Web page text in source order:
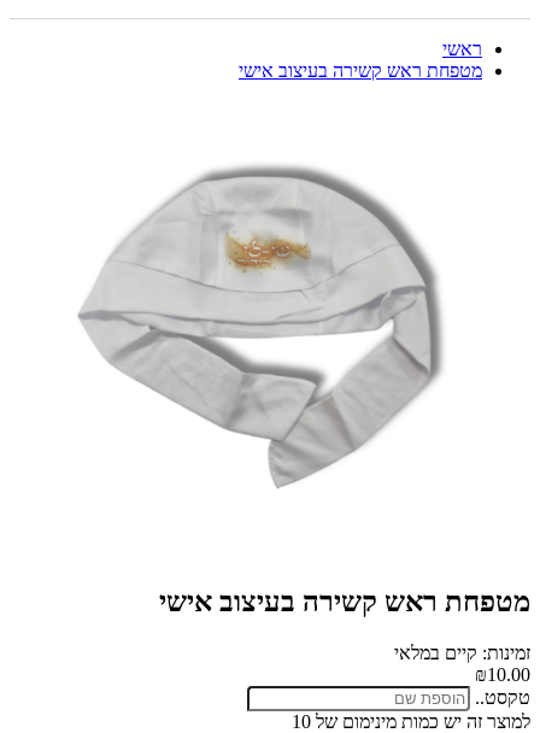
ראשי
מטפחת ראש קשירה בעיצוב אישי
מטפחת ראש קשירה בעיצוב אישי
זמינות: קיים במלאי
₪10.00
טקסט..
למוצר זה יש כמות מינימום של 10